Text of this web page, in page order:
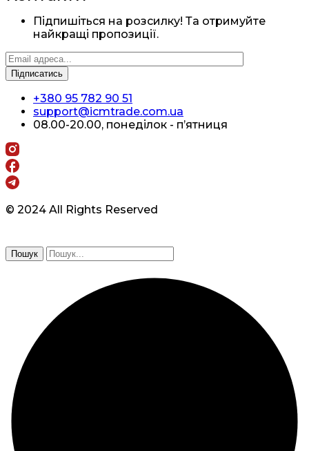
Підпишіться на розсилку! Та отримуйте
найкращі пропозиції.
+380 95 782 90 51
support@icmtrade.com.ua
08.00-20.00, понеділок - п’ятниця
© 2024 All Rights Reserved
Пошук